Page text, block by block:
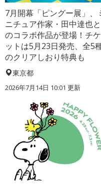
7月開幕「ピングー展」、
ニチュア作家・田中達也と
のコラボ作品が登場！チケ
ットは5月23日発売、全5
のクリアしおり特典も
東京都
2026年7月14日 10:01 更新